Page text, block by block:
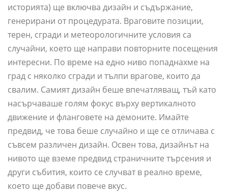
историята) ще включва дизайн и съдържание,
генерирани от процедурата. Враговите позиции,
терен, сгради и метеорологичните условия са
случайни, което ще направи повторните посещения
интересни. По време на едно ниво попаднахме на
град с няколко сгради и тълпи врагове, които да
свалим. Самият дизайн беше впечатляващ, тъй като
насърчаваше голям фокус върху вертикалното
движение и фланговете на демоните. Имайте
предвид, че това беше случайно и ще се отличава с
съвсем различен дизайн. Освен това, дизайнът на
нивото ще вземе предвид страничните търсения и
други събития, които се случват в реално време,
което ще добави повече вкус.